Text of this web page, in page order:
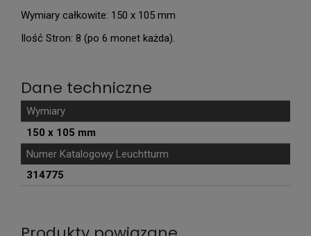
Wymiary całkowite: 150 x 105 mm
Ilość Stron: 8 (po 6 monet każda).
Dane techniczne
Wymiary
150 x 105 mm
Numer Katalogowy Leuchtturm
314775